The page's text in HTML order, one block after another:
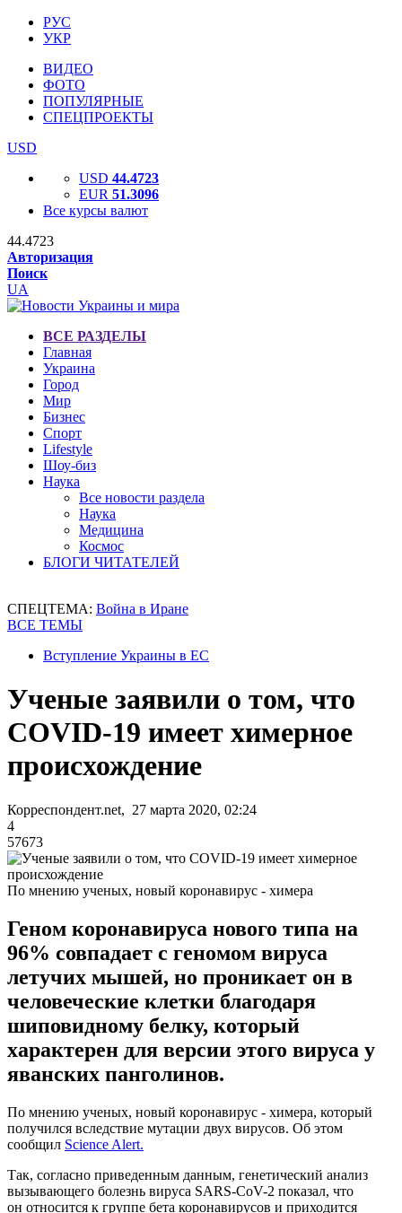
РУС
УКР
ВИДЕО
ФОТО
ПОПУЛЯРНЫЕ
СПЕЦПРОЕКТЫ
USD
USD 44.4723
EUR 51.3096
Все курсы валют
44.4723
Авторизация
Поиск
UA
ВСЕ РАЗДЕЛЫ
Главная
Украина
Город
Мир
Бизнес
Спорт
Lifestyle
Шоу-биз
Наука
Все новости раздела
Наука
Медицина
Космос
БЛОГИ ЧИТАТЕЛЕЙ
СПЕЦТЕМА: Война в Иране
ВСЕ ТЕМЫ
Вступление Украины в ЕС
Ученые заявили о том, что
COVID-19 имеет химерное
происхождение
Корреспондент.net, 27 марта 2020, 02:24
4
57673
По мнению ученых, новый коронавирус - химера
Геном коронавируса нового типа на
96% совпадает с геномом вируса
летучих мышей, но проникает он в
человеческие клетки благодаря
шиповидному белку, который
характерен для версии этого вируса у
яванских панголинов.
По мнению ученых, новый коронавирус - химера, который
получился вследствие мутации двух вирусов. Об этом
сообщил Science Alert.
Так, согласно приведенным данным, генетический анализ
вызывающего болезнь вируса SARS-CoV-2 показал, что
он относится к группе бета коронавирусов и приходится